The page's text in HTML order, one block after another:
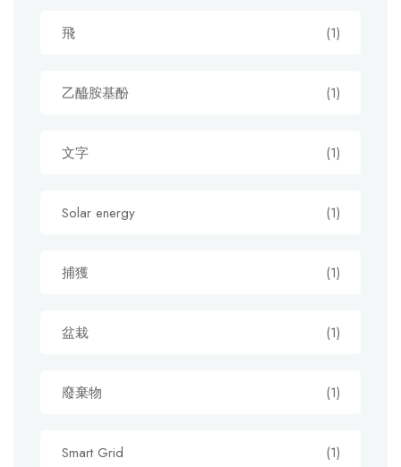
飛 (1)
乙醯胺基酚 (1)
文字 (1)
Solar energy (1)
捕獲 (1)
盆栽 (1)
廢棄物 (1)
Smart Grid (1)